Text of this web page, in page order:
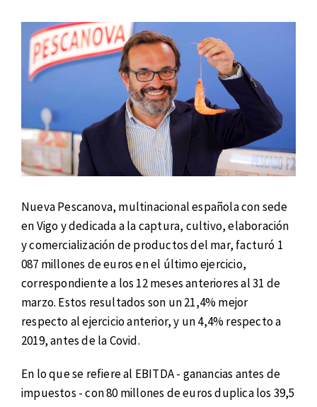
Nueva Pescanova, multinacional española con sede
en Vigo y dedicada a la captura, cultivo, elaboración
y comercialización de productos del mar, facturó 1
087 millones de euros en el último ejercicio,
correspondiente a los 12 meses anteriores al 31 de
marzo. Estos resultados son un 21,4% mejor
respecto al ejercicio anterior, y un 4,4% respecto a
2019, antes de la Covid.
En lo que se refiere al EBITDA - ganancias antes de
impuestos - con 80 millones de euros duplica los 39,5